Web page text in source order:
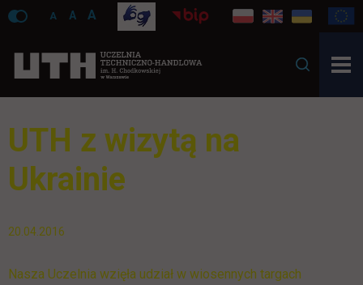
A A A
UTH z wizytą na
Ukrainie
20.04.2016
Nasza Uczelnia wzięła udział w wiosennych targach